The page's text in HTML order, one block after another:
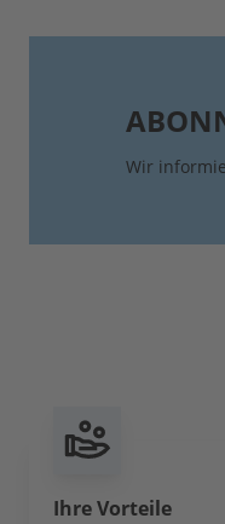
Wir
Ihre Vorteile